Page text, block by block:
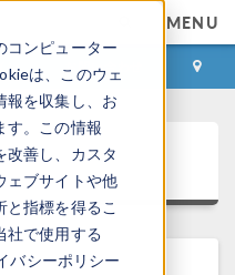
コンピューター
は、このウェ
報を収集し、お
す。この情報
改善し、カスタ
ェブサイトや他
指標を得るこ
社で使用する
バシーポリシー
MENU
ン お問い合わせ